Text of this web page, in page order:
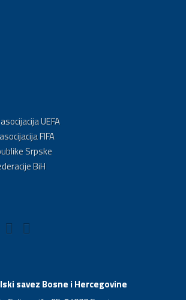
UEFA
FIFA
Srpske
BiH
savez Bosne i Hercegovine